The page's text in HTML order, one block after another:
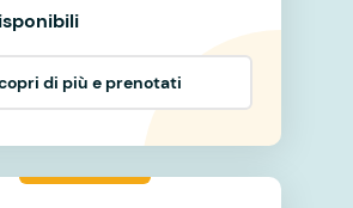
di più e prenotati